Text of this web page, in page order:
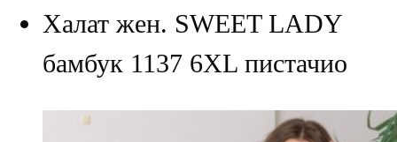
Халат жен. SWEET LADY
бамбук 1137 6XL пистачио